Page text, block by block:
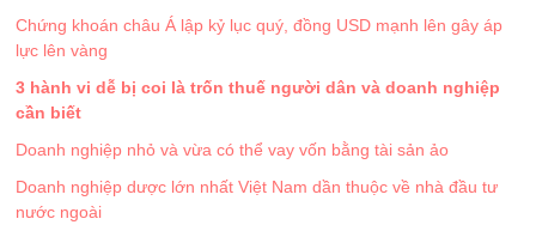
Chứng khoán châu Á lập kỷ lục quý, đồng USD mạnh lên gây áp
lực lên vàng
3 hành vi dễ bị coi là trốn thuế người dân và doanh nghiệp
cần biết
Doanh nghiệp nhỏ và vừa có thể vay vốn bằng tài sản ảo
Doanh nghiệp dược lớn nhất Việt Nam dần thuộc về nhà đầu tư
nước ngoài